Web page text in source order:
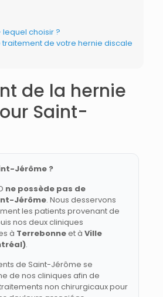
choisir ?
de votre hernie discale
de la hernie
Saint-
Jérôme ?
ne possède pas de
Jérôme. Nous desservons
les patients provenant de
nos deux cliniques
à Terrebonneet à Ville
.
de Saint-Jérôme se
de nos cliniques afin de
non chirurgicaux pour